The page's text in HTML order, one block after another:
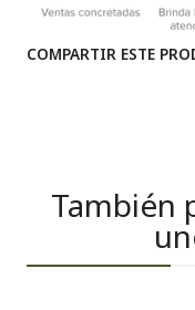
COMPARTIR ESTE
También